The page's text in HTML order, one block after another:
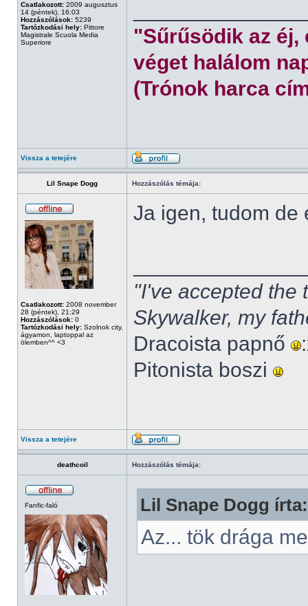
Csatlakozott: 2009 augusztus
14 (péntek), 16:03
Hozzászólások: 5239
Tartózkodási hely: Pittore
Magistrale Scuola Media
Superiore
"Sűrűsödik az éj,
véget halálom
(Trónok harca
Vissza a tetejére
Lil Snape Dogg Hozzászólás témája:
Csatlakozott: 2008 november
28 (péntek), 21:29
Hozzászólások: 0
Tartózkodási hely: Szolnok city,
ágyamon, laptoppal az
ölemben^^ <3
Ja igen, tudom de
"I've accepted the
Skywalker, my
Dracoista papnő
Pitonista boszi
Vissza a tetejére
deathcoil Hozzászólás témája:
Fanfic-faló Lil Snape Dogg írta:
Az... tök drága